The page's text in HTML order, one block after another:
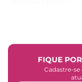
FIQUE
Cadastre-